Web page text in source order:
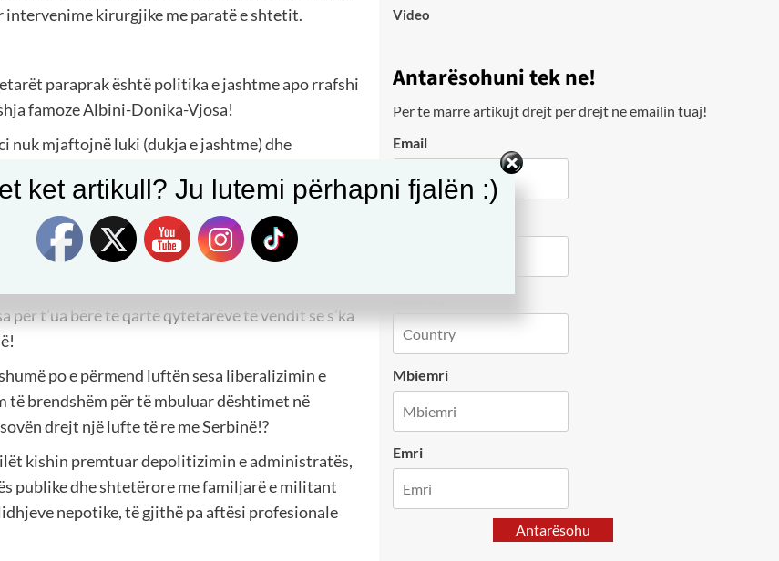
intervenime kirurgjike me paratë e shtetit.
paraprak është politika e jashtme apo rrafshi
famoze Albini-Donika-Vjosa!
nuk mjaftojnë luki (dukja e jashtme) dhe
zgjuarësi dhe pragmatizëm, përvojë
me një aplikim të vetëm për anëtarësim në
këtë organizatë dhe të tjera si kjo. Largë
të vizave!
t’ua bërë të qartë qytetarëve të vendit se s’ka
po e përmend luftën sesa liberalizimin e
të brendshëm për të mbuluar dështimet në
drejt një lufte të re me Serbinë!?
kishin premtuar depolitizimin e administratës,
publike dhe shtetërore me familjarë e militant
nepotike, të gjithë pa aftësi profesionale
Video
Antarësohuni tek ne!
Per te marre artikujt drejt per drejt ne emailin tuaj!
Email
Country
Mbiemri
Emri
Antarësohu
ket artikull? Ju lutemi përhapni fjalën :)